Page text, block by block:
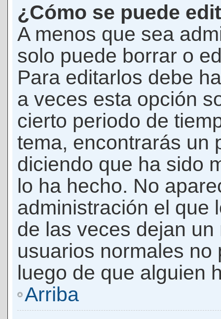
¿Cómo se puede
A menos que sea
solo puede borrar o
Para editarlos debe
a veces esta opción
cierto periodo de
tema, encontrarás un
diciendo que ha sido
lo ha hecho. No
administración el que
de las veces dejan
usuarios normales
luego de que alguien
Arriba